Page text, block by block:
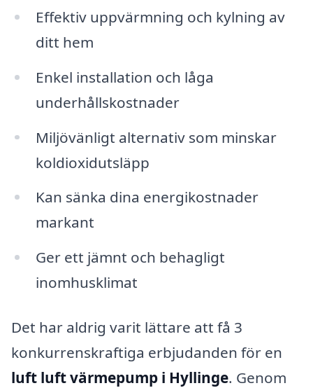
Effektiv uppvärmning och kylning av
ditt hem
Enkel installation och låga
underhållskostnader
Miljövänligt alternativ som minskar
koldioxidutsläpp
Kan sänka dina energikostnader
markant
Ger ett jämnt och behagligt
inomhusklimat
Det har aldrig varit lättare att få 3
konkurrenskraftiga erbjudanden för en
luft luft värmepump i Hyllinge. Genom